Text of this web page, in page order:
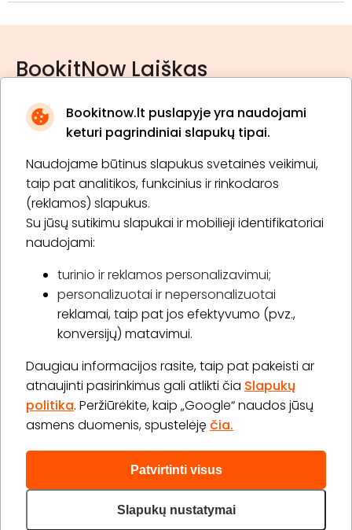
Bookitnow.lt puslapyje yra naudojami
keturi pagrindiniai slapukų tipai.
Naudojame būtinus slapukus svetainės veikimui,
taip pat analitikos, funkcinius ir rinkodaros
(reklamos) slapukus.
Su jūsų sutikimu slapukai ir mobilieji identifikatoriai
naudojami:
turinio ir reklamos personalizavimui;
personalizuotai ir nepersonalizuotai
reklamai, taip pat jos efektyvumo (pvz.,
konversijų) matavimui.
Daugiau informacijos rasite, taip pat pakeisti ar
atnaujinti pasirinkimus gali atlikti čia Slapukų
politika. Peržiūrėkite, kaip „Google“ naudos jūsų
asmens duomenis, spustelėję čia.
Patvirtinti visus
Slapukų nustatymai
BookitNow Laiškas
* Susipažinau su privatumo politika
Prenumeruoti
Apie „BookitNow“
Informacija
„GERA DOVANA“ GRUPĖ
2026 © Visos teisės saugomos info@bookitnow.lt, +370
645 03 111